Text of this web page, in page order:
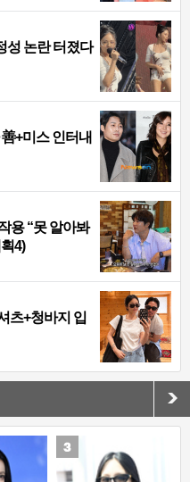
성 논란 터졌다
+미스 인터내
용 “못 알아봐
4)
츠+청바지 입